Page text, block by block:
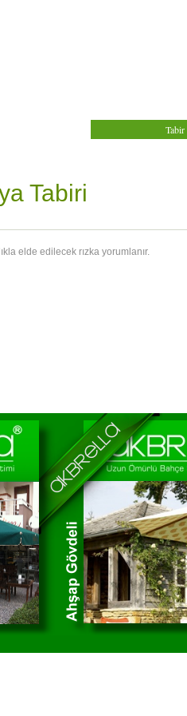
Tabiri
elde edilecek rızka yorumlanır.